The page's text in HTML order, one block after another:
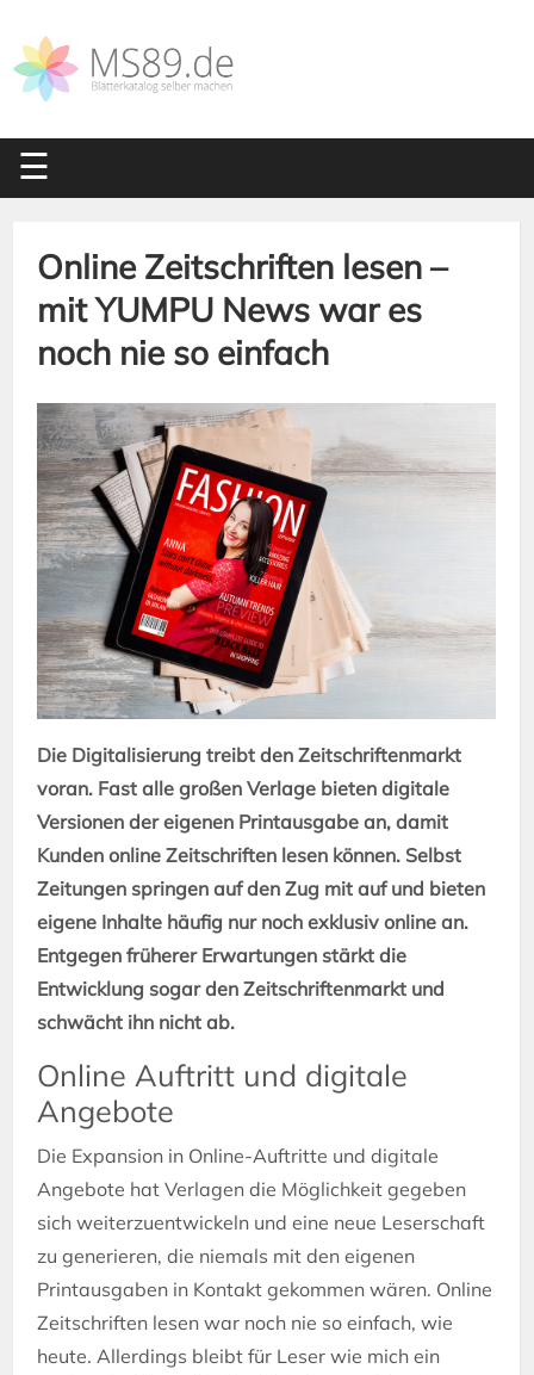
Online Zeitschriften lesen –
mit YUMPU News war es
noch nie so einfach
Die Digitalisierung treibt den Zeitschriftenmarkt
voran. Fast alle großen Verlage bieten digitale
Versionen der eigenen Printausgabe an, damit
Kunden online Zeitschriften lesen können. Selbst
Zeitungen springen auf den Zug mit auf und bieten
eigene Inhalte häufig nur noch exklusiv online an.
Entgegen früherer Erwartungen stärkt die
Entwicklung sogar den Zeitschriftenmarkt und
schwächt ihn nicht ab.
Online Auftritt und digitale
Angebote
Die Expansion in Online-Auftritte und digitale
Angebote hat Verlagen die Möglichkeit gegeben
sich weiterzuentwickeln und eine neue Leserschaft
zu generieren, die niemals mit den eigenen
Printausgaben in Kontakt gekommen wären. Online
Zeitschriften lesen war noch nie so einfach, wie
heute. Allerdings bleibt für Leser wie mich ein